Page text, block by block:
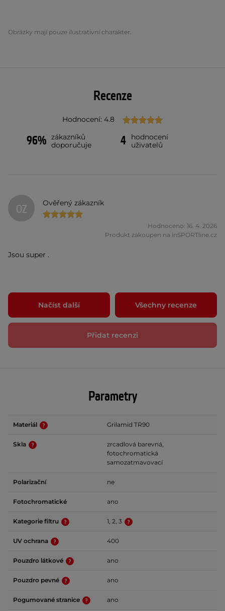
Obrázky mají pouze ilustrativní charakter.
Recenze
Hodnocení: 4.8
96% zákazníků
doporučuje
4
hodnocení
uživatelů
OZ Ověřený zákazník
Hodnoceno: 16. 4. 2026
Produkt zakoupen na inSPORTline.cz
Jsou super .
Načíst další Všechny recenze
Přidat recenzi
Parametry
Materiál Grilamid TR90
Skla
zrcadlová barevná,
fotochromatická
samozatmavovací
Polarizační ne
Fotochromatické ano
Kategorie filtru 1, 2, 3
UV ochrana 400
Pouzdro látkové ano
Pouzdro pevné ano
Pogumované stranice ano